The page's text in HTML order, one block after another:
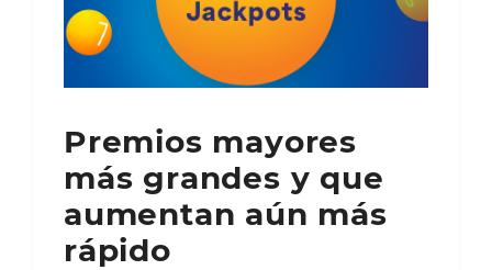
Premios mayores
más grandes y que
aumentan aún más
rápido